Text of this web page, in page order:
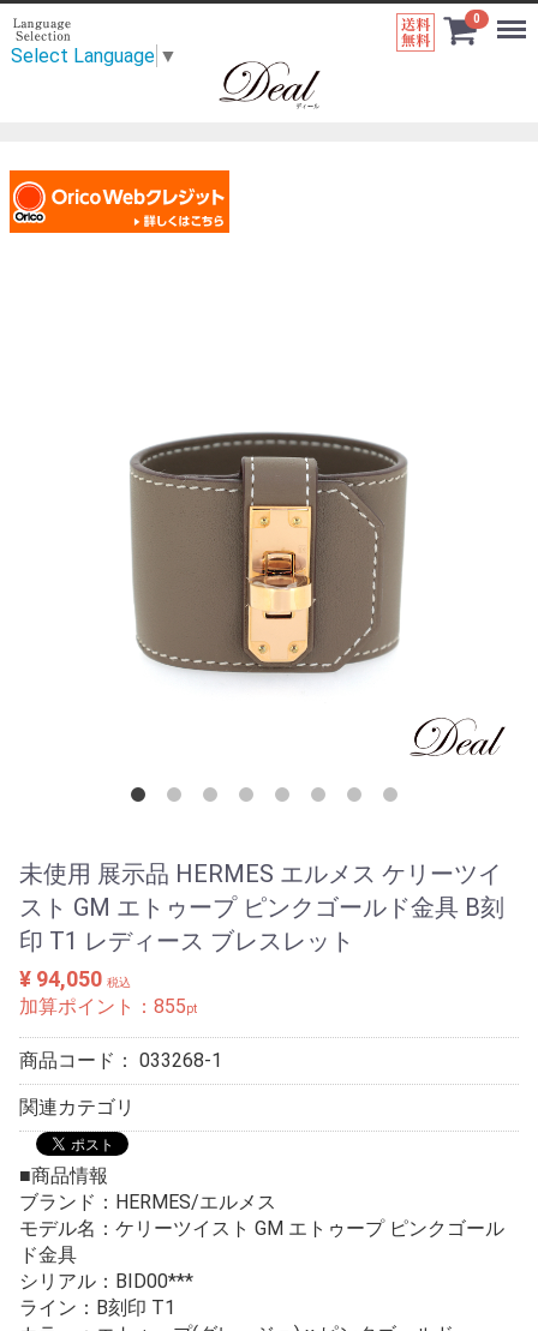
Select Language ▼
全品送料
0 Menu
未使用 展示品 HERMES エルメス ケリーツイ
スト GM エトゥープ ピンクゴールド金具 B刻
印 T1 レディース ブレスレット
¥ 94,050 税込
加算ポイント： 855pt
商品コード： 033268-1
関連カテゴリ
■商品情報
ブランド：HERMES/エルメス
モデル名：ケリーツイスト GM エトゥープ ピンクゴール
ド金具
シリアル：BID00***
ライン：B刻印 T1